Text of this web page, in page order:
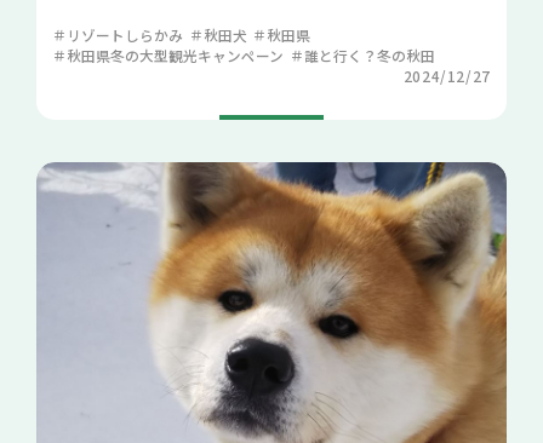
リゾートしらかみ 秋田犬
秋田県
秋田県冬の大型観光キャンペーン
誰と行く？冬の秋田
2024/12/27